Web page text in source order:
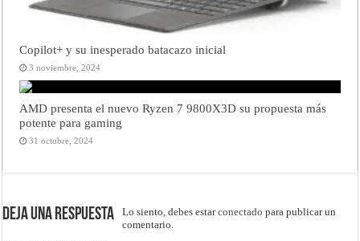
Copilot+ y su inesperado batacazo inicial
3 noviembre, 2024
AMD presenta el nuevo Ryzen 7 9800X3D su propuesta más
potente para gaming
31 octubre, 2024
Deja una respuesta Lo siento, debes estarconectado para publicar un
comentario.